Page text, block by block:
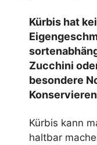
Kürbis hat
Zucchini
besondere
Kürbis kann
haltbar